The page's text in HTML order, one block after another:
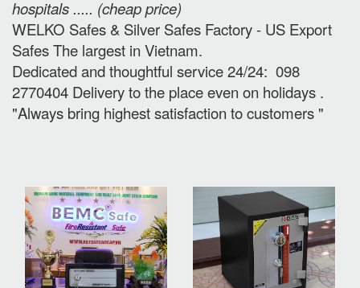
hospitals ..... (cheap price)
WELKO Safes & Silver Safes Factory - US Export
Safes The largest in Vietnam.
Dedicated and thoughtful service 24/24: 098
2770404 Delivery to the place even on holidays .
"Always bring highest satisfaction to customers "